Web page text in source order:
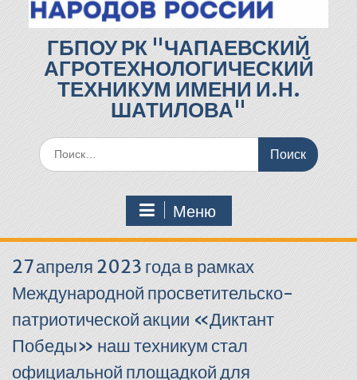
ГБПОУ РК "ЧАПАЕВСКИЙ
АГРОТЕХНОЛОГИЧЕСКИЙ
ТЕХНИКУМ ИМЕНИ И.Н.
ШАТИЛОВА"
Поиск
по:
Меню
27 апреля 2023 года в рамках
Международной просветительско-
патриотической акции «Диктант
Победы» наш техникум стал
официальной площадкой для